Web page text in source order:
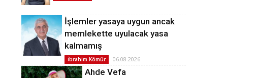
İşlemler yasaya uygun ancak
memlekette uyulacak yasa
kalmamış
İbrahim Kömür 06.08.2026
Ahde Vefa